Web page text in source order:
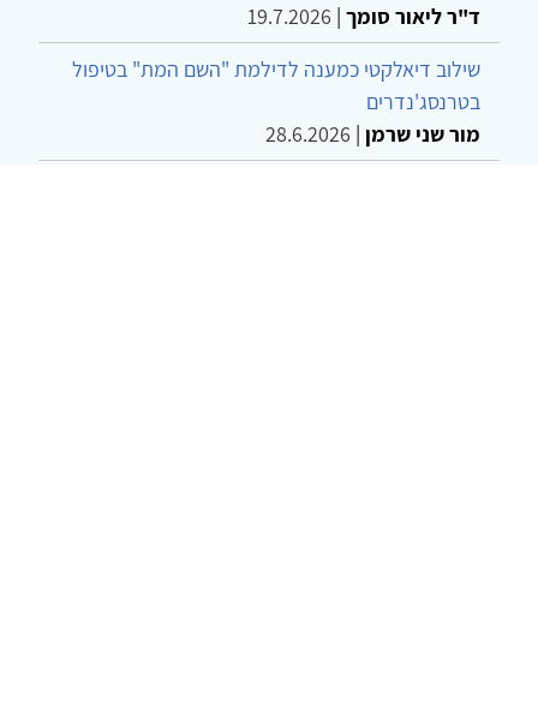
ד"ר ליאור סומך |
19.7.2026
שילוב דיאלקטי כמענה לדילמת "השם המת" בטיפול
בטרנסג'נדרים
מור שני שרמן |
28.6.2026